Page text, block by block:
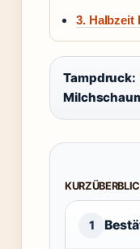
3. Halbzeit
Tampdruck:
1